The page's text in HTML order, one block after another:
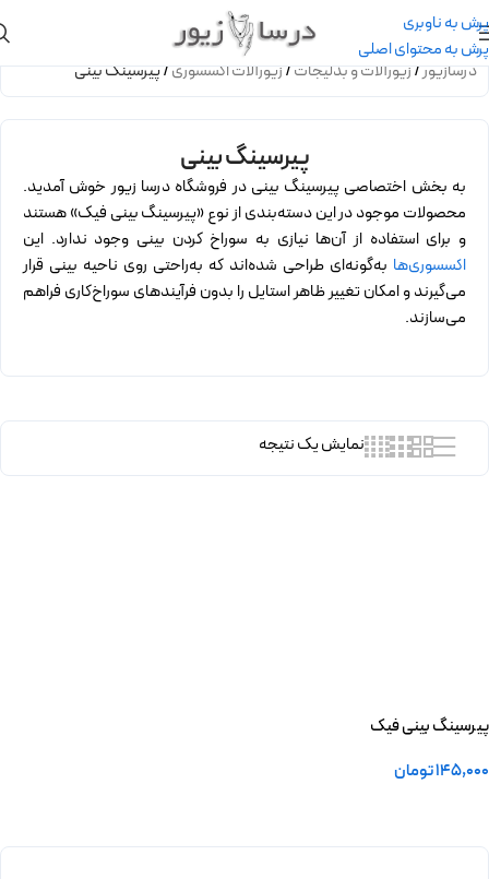
پرش به ناوبری
پرش به محتوای اصلی
درسازیور/زیورآلات و بدلیجات/زیورآلات اکسسوری/پیرسینگ بینی
پیرسینگ بینی
به بخش اختصاصی پیرسینگ بینی در فروشگاه درسا زیور خوش آمدید.
محصولات موجود در این دسته‌بندی از نوع «پیرسینگ بینی فیک» هستند
و برای استفاده از آن‌ها نیازی به سوراخ کردن بینی وجود ندارد. این
اکسسوری‌ها به‌گونه‌ای طراحی شده‌اند که به‌راحتی روی ناحیه بینی قرار
می‌گیرند و امکان تغییر ظاهر استایل را بدون فرآیندهای سوراخ‌کاری فراهم
می‌سازند.
نمایش یک نتیجه
پیرسینگ بینی فیک
145,000تومان